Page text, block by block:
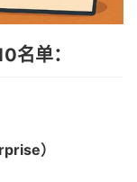
名单：
）